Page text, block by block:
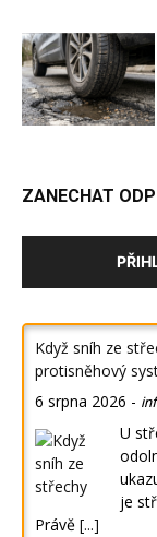
ZANECHAT
Když sníh ze
protisněhový
6 srpna 2026 -
U
je
Právě [...]